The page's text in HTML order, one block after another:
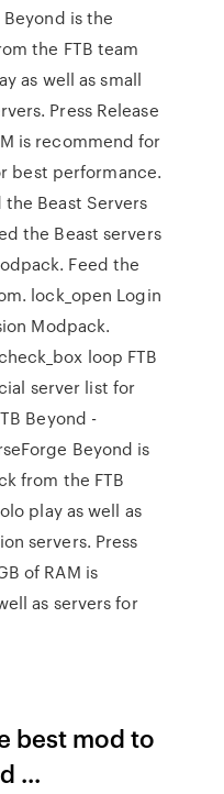
is the
the FTB team
as well as small
Press Release
is recommend for
best performance.
the Beast Servers
the Beast servers
Feed the
lock_open Login
Modpack.
loop FTB
server list for
Beyond -
Beyond is
from the FTB
play as well as
servers. Press
of RAM is
as servers for
best mod to
...